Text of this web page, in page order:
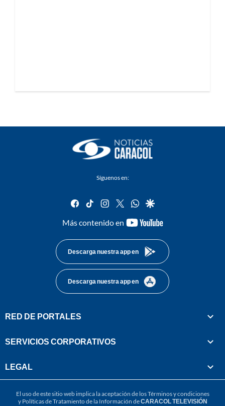
Síguenos en:
facebook
tiktok instagram
twitterwhatsapp
google
Más contenido en
youtube-
Descarga nuestra app en
Descarga nuestra app en
RED DE PORTALES
SERVICIOS CORPORATIVOS
LEGAL
El uso de este sitio web implica la aceptación de losTérminos y condiciones
y Políticas de Tratamiento de la Información deCARACOL TELEVISIÓN